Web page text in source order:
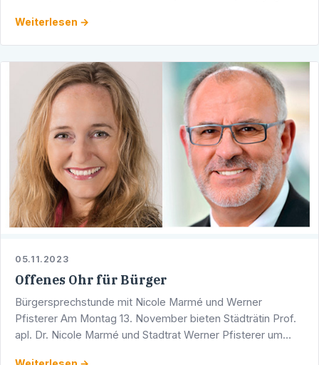
Weiterlesen →
05.11.2023
Offenes Ohr für Bürger
Bürgersprechstunde mit Nicole Marmé und Werner
Pfisterer Am Montag 13. November bieten Städträtin Prof.
apl. Dr. Nicole Marmé und Stadtrat Werner Pfisterer um